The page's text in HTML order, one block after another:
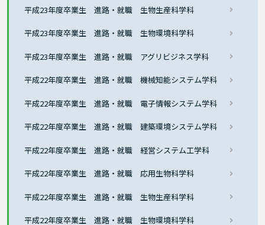
平成23年度卒業生 進路・就職 生物生産科学科
平成23年度卒業生 進路・就職 生物環境科学科
平成23年度卒業生 進路・就職 アグリビジネス学科
平成22年度卒業生 進路・就職 機械知能システム学科
平成22年度卒業生 進路・就職 電子情報システム学科
平成22年度卒業生 進路・就職 建築環境システム学科
平成22年度卒業生 進路・就職 経営システム工学科
平成22年度卒業生 進路・就職 応用生物科学科
平成22年度卒業生 進路・就職 生物生産科学科
平成22年度卒業生 進路・就職 生物環境科学科